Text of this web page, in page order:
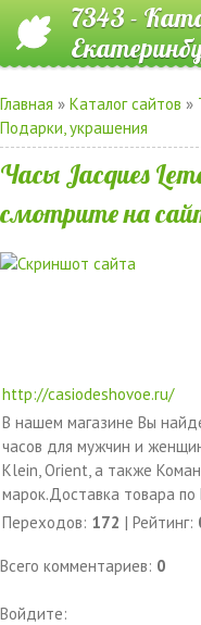
7343 -
Главная » Каталог сайтов »
Подарки, украшения
Часы Jacques
смотрите на
http://casiodeshovoe.ru/
В нашем магазине Вы
часов для мужчин и
Klein, Orient, а также
марок.Доставка товара по
Переходов: 172 | Рейтинг:
Всего комментариев: 0
Войдите: